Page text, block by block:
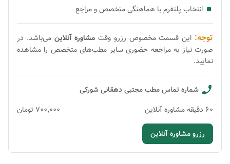
انتخاب پلتفرم با هماهنگی متخصص و مراجع
توجه: این قسمت مخصوص رزرو وقت مشاورهآنلاین می‌باشد. در
صورت نیاز به مراجعه حضوری سایر مطب‌های متخصص را مشاهده
نمایید.
شماره تماس مطبمجتبی دهقانی شورکی
60 دقیقهمشاوره آنلاین ۷۰۰٬۰۰۰ تومان
رزرو مشاوره آنلاین